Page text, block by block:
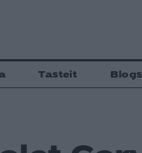
Tasteit Blogs